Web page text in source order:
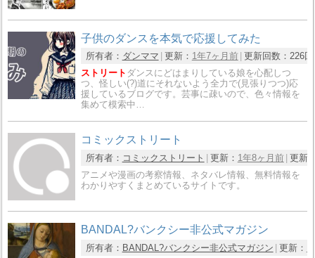
子供のダンスを本気で応援してみた
所有者： ダンママ 更新： 1年7ヶ月前 更新回数： 226回
ストリート ダンスにどはまりしている娘を心配しつ
つ、怪しい(?)道にそれないよう全力で(見張りつつ)応
援しているブログです。芸事に疎いので、色々情報を
集めて模索中…
コミックストリート
所有者： コミックストリート 更新： 1年8ヶ月前 更新
アニメや漫画の考察情報、ネタバレ情報、無料情報を
わかりやすくまとめているサイトです。
BANDAL?バンクシー非公式マガジン
所有者： BANDAL?バンクシー非公式マガジン 更新：